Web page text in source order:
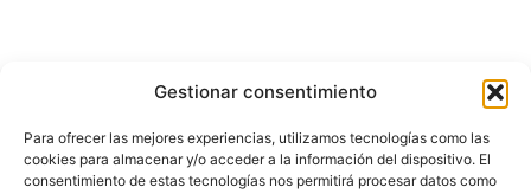
Gestionar consentimiento
Para ofrecer las mejores experiencias, utilizamos tecnologías como las
cookies para almacenar y/o acceder a la información del dispositivo. El
consentimiento de estas tecnologías nos permitirá procesar datos como